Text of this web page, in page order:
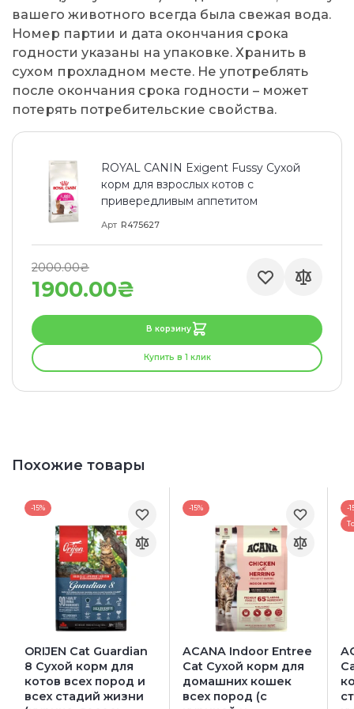
вашего животного всегда была свежая вода.
Номер партии и дата окончания срока
годности указаны на упаковке. Хранить в
сухом прохладном месте. Не употреблять
после окончания срока годности – может
потерять потребительские свойства.
ROYAL CANIN Exigent Fussy Сухой
корм для взрослых котов с
привередливым аппетитом
Арт R475627
1900.00₴
2000.00₴
В корзину
Купить в 1 клик
Похожие товары
-15%
ORIJEN Cat Guardian
8 Сухой корм для
котов всех пород и
всех стадий жизни
-15%
ACANA Indoor Entree
Cat Сухой корм для
домашних кошек
всех пород (с
-